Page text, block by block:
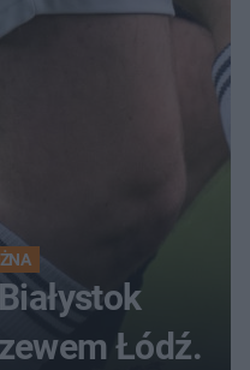
Łódź.